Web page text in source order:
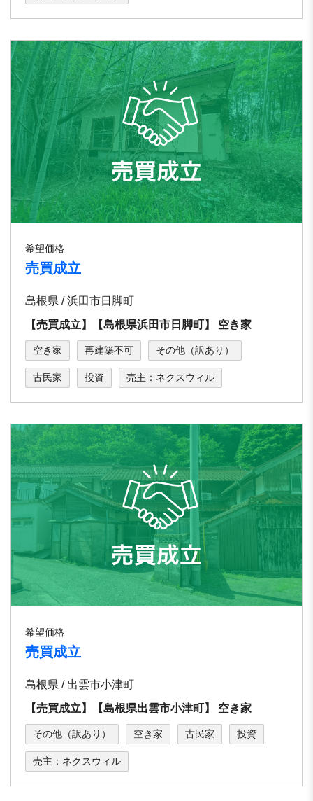
希望価格
売買成立
島根県 / 浜⽥市⽇脚町
【売買成立】【島根県浜⽥市⽇脚町】 空き家
空き家 再建築不可 その他（訳あり）
古民家 投資 売主：ネクスウィル
希望価格
売買成立
島根県 / 出雲市⼩津町
【売買成立】【島根県出雲市⼩津町】 空き家
その他（訳あり） 空き家 古民家 投資
売主：ネクスウィル